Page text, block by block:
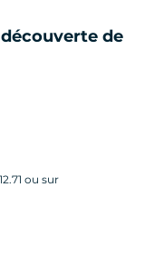
de
ou sur